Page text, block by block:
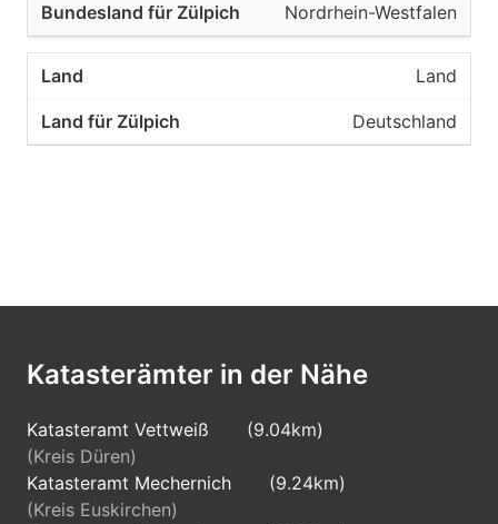
Nordrhein-Westfalen
Land
Deutschland
Katasterämter in der Nähe
Katasteramt Vettweiß
(9.04km)
(Kreis Düren)
Katasteramt Mechernich
(9.24km)
(Kreis Euskirchen)